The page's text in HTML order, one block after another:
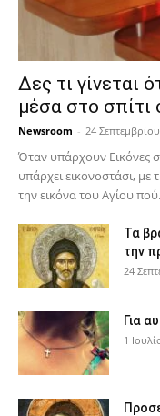
Δες τι γίνεται
μέσα στο σπίτι
Newsroom - 24
Όταν υπάρχουν Εικόνες
υπάρχει εικονοστάσι, με
την εικόνα του Αγίου
Τα
την
24
Για
1